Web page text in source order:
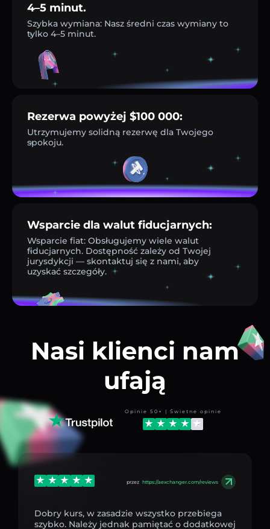
4–5 minut.
Szybka wymiana: Nasz średni czas wymiany to
tylko 4–5 minut.
Rezerwa powyżej $100 000:
Utrzymujemy solidną rezerwę dla Twojego
spokoju.
Wsparcie dla walut fiducjarnych:
Wsparcie fiat: Obsługujemy wiele walut
fiducjarnych. Dostępność zależy od Twojej
jurysdykcji — skontaktuj się z nami, aby
uzyskać szczegóły.
Nasi klienci nam
ufają
Opinie 50+ | Świetne opinie
przez https://aexchanger.com/reviews
Dobry kurs, w zasadzie wszystko przebiega
szybko. Należy jednak pamiętać o dodatkowej